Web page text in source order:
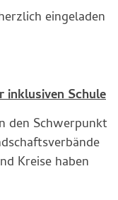
eingeladen
inklusiven Schule
den Schwerpunkt
Kreise haben